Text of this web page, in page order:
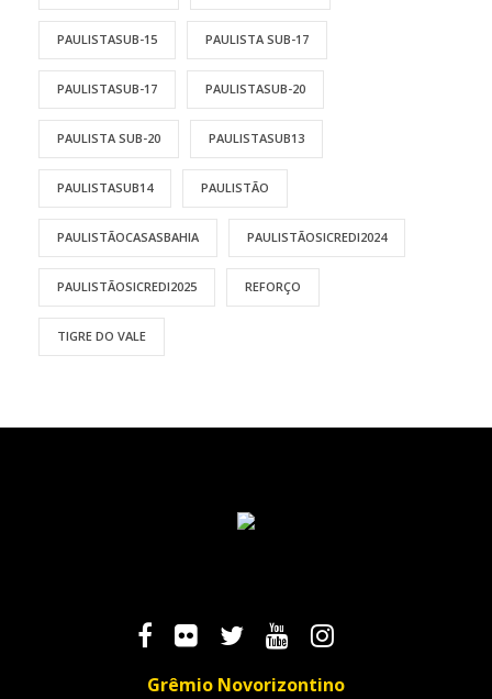
PAULISTASUB-15 PAULISTA SUB-17
PAULISTASUB-17 PAULISTASUB-20
PAULISTA SUB-20 PAULISTASUB13
PAULISTASUB14 PAULISTÃO
PAULISTÃOCASASBAHIA PAULISTÃOSICREDI2024
PAULISTÃOSICREDI2025 REFORÇO
TIGRE DO VALE
Grêmio Novorizontino